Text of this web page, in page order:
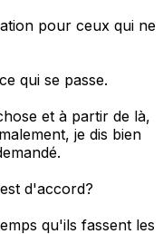
pour ceux qui ne
qui se passe.
et à partir de là,
je dis bien
d'accord?
qu'ils fassent les